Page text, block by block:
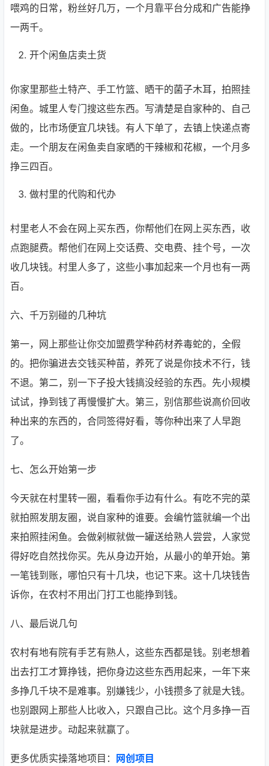
喂鸡的日常，粉丝好几万，一个月靠平台分成和广告能挣
一两千。
开个闲鱼店卖土货
你家里那些土特产、手工竹篮、晒干的菌子木耳，拍照挂
闲鱼。城里人专门搜这些东西。写清楚是自家种的、自己
做的，比市场便宜几块钱。有人下单了，去镇上快递点寄
走。一个朋友在闲鱼卖自家晒的干辣椒和花椒，一个月多
挣三四百。
做村里的代购和代办
村里老人不会在网上买东西，你帮他们在网上买东西，收
点跑腿费。帮他们在网上交话费、交电费、挂个号，一次
收几块钱。村里人多了，这些小事加起来一个月也有一两
百。
六、千万别碰的几种坑
第一，网上那些让你交加盟费学种药材养毒蛇的，全假
的。把你骗进去交钱买种苗，养死了说是你技术不行，钱
不退。第二，别一下子投大钱搞没经验的东西。先小规模
试试，挣到钱了再慢慢扩大。第三，别信那些说高价回收
种出来的东西的，合同签得好看，等你种出来了人早跑
了。
七、怎么开始第一步
今天就在村里转一圈，看看你手边有什么。有吃不完的菜
就拍照发朋友圈，说自家种的谁要。会编竹篮就编一个出
来拍照挂闲鱼。会做剁椒就做一罐送给熟人尝尝，人家觉
得好吃自然找你买。先从身边开始，从最小的单开始。第
一笔钱到账，哪怕只有十几块，也记下来。这十几块钱告
诉你，在农村不用出门打工也能挣到钱。
八、最后说几句
农村有地有院有手艺有熟人，这些东西都是钱。别老想着
出去打工才算挣钱，把你身边这些东西用起来，一年下来
多挣几千块不是难事。别嫌钱少，小钱攒多了就是大钱。
也别跟网上那些人比收入，只跟自己比。这个月多挣一百
块就是进步。动起来就赢了。
更多优质实操落地项目： 网创项目